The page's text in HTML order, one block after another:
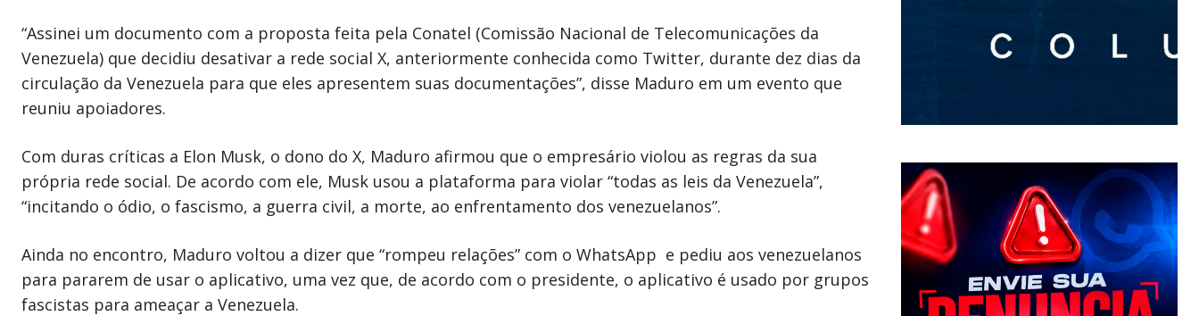
“Assinei um documento com a proposta feita pela Conatel (Comissão Nacional de Telecomunicações da
Venezuela) que decidiu desativar a rede social X, anteriormente conhecida como Twitter, durante dez dias da
circulação da Venezuela para que eles apresentem suas documentações”, disse Maduro em um evento que
reuniu apoiadores.
Com duras críticas a Elon Musk, o dono do X, Maduro afirmou que o empresário violou as regras da sua
própria rede social. De acordo com ele, Musk usou a plataforma para violar “todas as leis da Venezuela”,
“incitando o ódio, o fascismo, a guerra civil, a morte, ao enfrentamento dos venezuelanos”.
Ainda no encontro, Maduro voltou a dizer que “rompeu relações” com o WhatsApp e pediu aos venezuelanos
para pararem de usar o aplicativo, uma vez que, de acordo com o presidente, o aplicativo é usado por grupos
fascistas para ameaçar a Venezuela.